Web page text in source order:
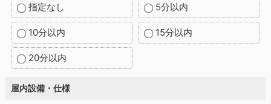
指定なし 5分以内
10分以内 15分以内
20分以内
屋内設備・仕様